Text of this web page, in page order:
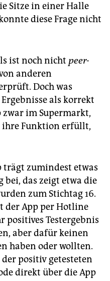
Sitze in einer Halle
diese Frage nicht
ist noch nicht peer-
anderen
Doch was
als korrekt
im Supermarkt,
ihre Funktion erfüllt,
trägt zumindest etwas
das zeigt etwa die
zum Stichtag 16.
der App per Hotline
positives Testergebnis
aber dafür keinen
haben oder wollten.
positiv getesteten
direkt über die App